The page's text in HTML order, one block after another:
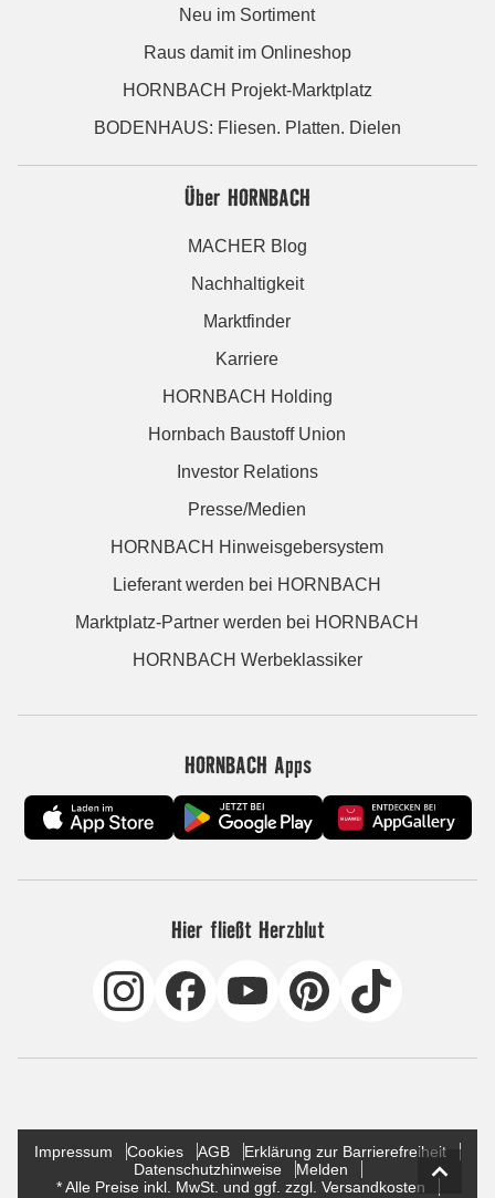
Neu im Sortiment
Raus damit im Onlineshop
HORNBACH Projekt-Marktplatz
BODENHAUS: Fliesen. Platten. Dielen
Über HORNBACH
MACHER Blog
Nachhaltigkeit
Marktfinder
Karriere
HORNBACH Holding
Hornbach Baustoff Union
Investor Relations
Presse/Medien
HORNBACH Hinweisgebersystem
Lieferant werden bei HORNBACH
Marktplatz-Partner werden bei HORNBACH
HORNBACH Werbeklassiker
HORNBACH Apps
Hier fließt Herzblut
Impressum Cookies AGB
Erklärung zur Barrierefreiheit
Datenschutzhinweise
Melden
* Alle Preise inkl. MwSt. und ggf. zzgl. Versandkosten